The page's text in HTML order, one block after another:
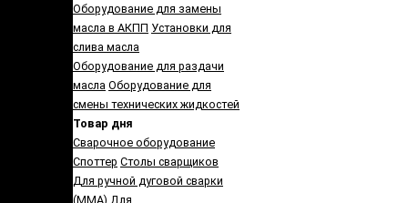
Оборудование для замены
масла в АКПП Установки для
слива масла
Оборудование для раздачи
масла Оборудование для
смены технических жидкостей
Товар дня
Сварочное оборудование
Споттер Столы сварщиков
Для ручной дуговой сварки
(MMA) Для